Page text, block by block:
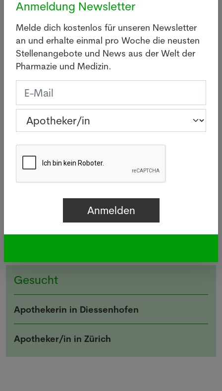
Jahre lang war auch die Bill & Melinda Gates
war sie sogar der zweitgrösste Beitragszahler –
direkt nach den USA als Staat.
Neue Budgets
Der Exekutivrat der WHO empfahl nach einer
Mitgliedsbeiträge der Organisation um 20 % zu
erhöhen. Damit soll bis 2030 mindestens die Hälfte
von einer Handvoll grosser Geldgeber zu
12. Februar 2025, von Xavier Gruffat (Apotheker,
MBA). Quellen: WHO, Agenturen (Keystone-ATS,
AFP), Pharmanetis Sàrl und Pharmapro Sàrl, die
diese Informationen herausgeben, sind
Gesucht
Apothekerin in Diessenhofen
Apotheker/in in Zürich
Anmeldung Newsletter
Melde dich kostenlos für unseren Newsletter
an und erhalte einmal pro Woche die neusten
Stellenangebote und News aus der Welt der
Pharmazie und Medizin.